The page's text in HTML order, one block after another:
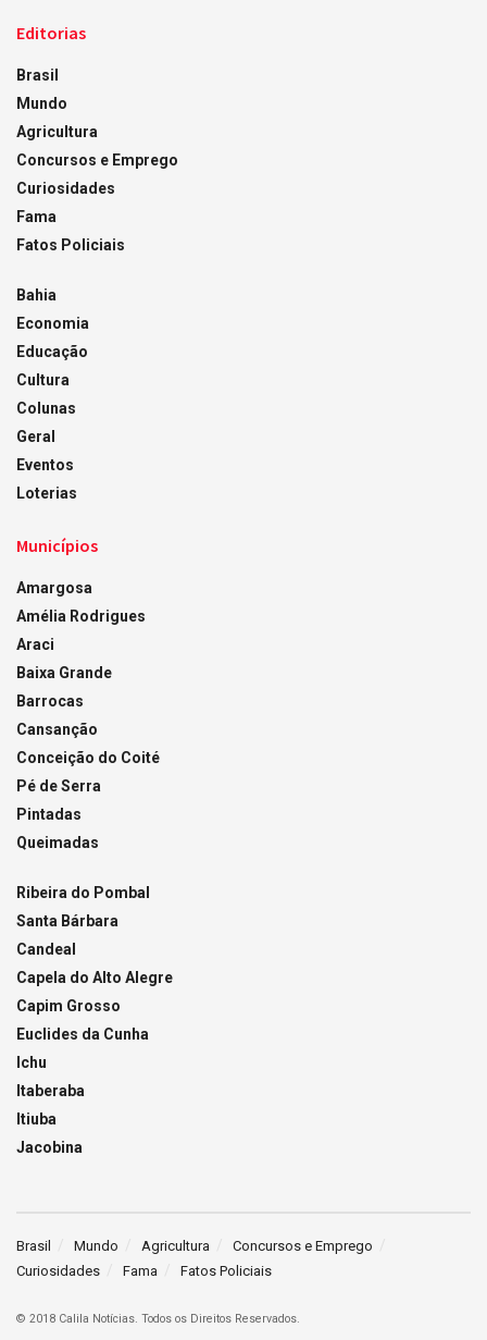
Editorias
Brasil
Mundo
Agricultura
Concursos e Emprego
Curiosidades
Fama
Fatos Policiais
Bahia
Economia
Educação
Cultura
Colunas
Geral
Eventos
Loterias
Municípios
Amargosa
Amélia Rodrigues
Araci
Baixa Grande
Barrocas
Cansanção
Conceição do Coité
Pé de Serra
Pintadas
Queimadas
Ribeira do Pombal
Santa Bárbara
Candeal
Capela do Alto Alegre
Capim Grosso
Euclides da Cunha
Ichu
Itaberaba
Itiuba
Jacobina
Brasil Mundo Agricultura
Concursos e Emprego
Curiosidades
Fama Fatos Policiais
© 2018 Calila Notícias. Todos os Direitos Reservados.